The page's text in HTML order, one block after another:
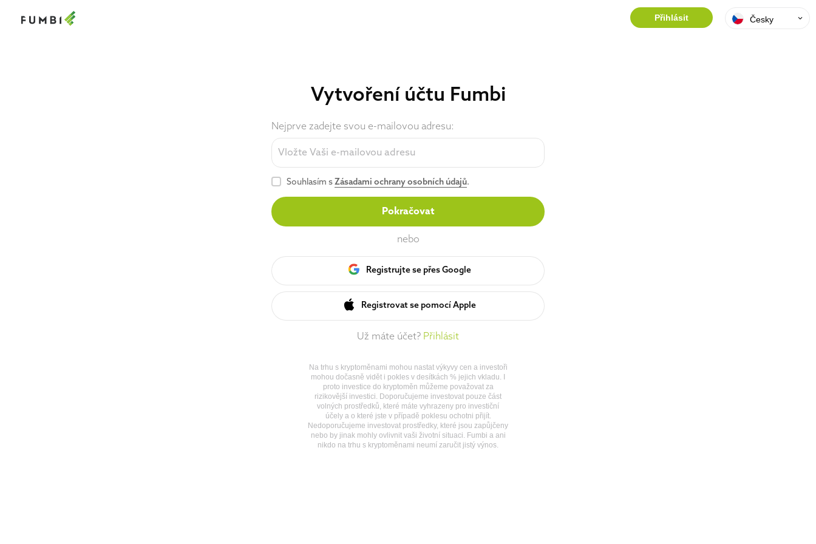
Přihlásit Česky
Vytvoření účtu Fumbi
Nejprve zadejte svou e-mailovou adresu:
Souhlasím s Zásadami ochrany osobních údajů.
Pokračovat
nebo
Registrujte se přes Google
Registrovat se pomocí Apple
Už máte účet? Přihlásit
Na trhu s kryptoměnami mohou nastat výkyvy cen a investoři
mohou dočasně vidět i pokles v desítkách % jejich vkladu. I
proto investice do kryptoměn můžeme považovat za
rizikovější investici. Doporučujeme investovat pouze část
volných prostředků, které máte vyhrazeny pro investiční
účely a o které jste v případě poklesu ochotni přijít.
Nedoporučujeme investovat prostředky, které jsou zapůjčeny
nebo by jinak mohly ovlivnit vaši životní situaci. Fumbi a ani
nikdo na trhu s kryptoměnami neumí zaručit jistý výnos.